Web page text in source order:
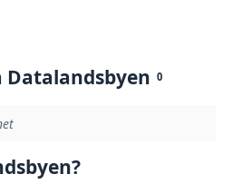
Datalandsbyen 0